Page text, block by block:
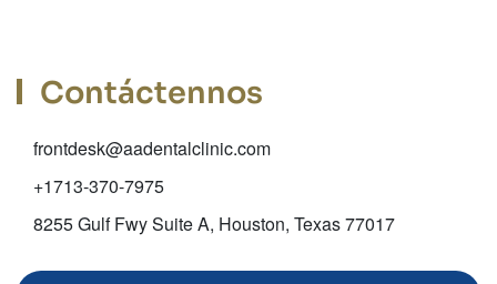
Contáctennos
frontdesk@aadentalclinic.com
+1713-370-7975
8255 Gulf Fwy Suite A, Houston, Texas 77017